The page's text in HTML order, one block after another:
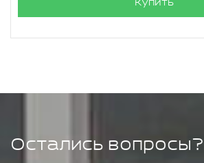
Купить
Остались вопросы?